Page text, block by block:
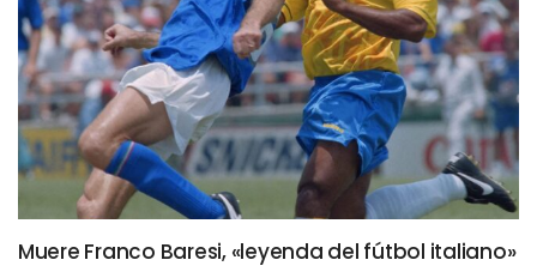
Muere Franco Baresi, «leyenda del fútbol italiano»